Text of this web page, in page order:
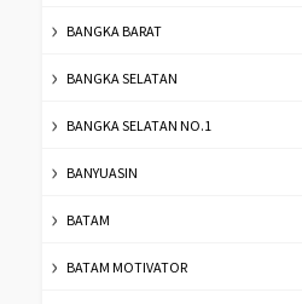
BANGKA BARAT
BANGKA SELATAN
BANGKA SELATAN NO.1
BANYUASIN
BATAM
BATAM MOTIVATOR